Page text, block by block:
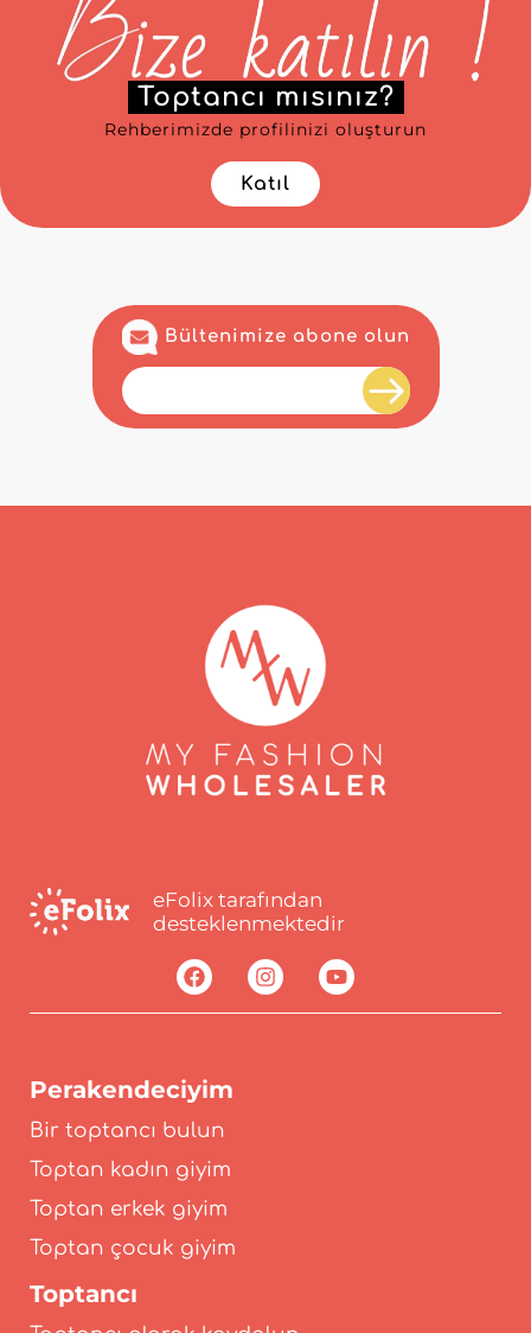
Toptancı mısınız?
Rehberimizde profilinizi oluşturun
Katıl
Bültenimize abone olun
eFolix tarafından
desteklenmektedir
Perakendeciyim
Bir toptancı bulun
Toptan kadın giyim
Toptan erkek giyim
Toptan çocuk giyim
Toptancı